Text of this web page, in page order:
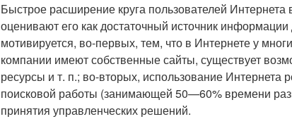
Быстрое расширение круга пользователей
оценивают его как достаточный источник
мотивируется, во-первых, тем, что в Интернете у
компании имеют собственные сайты, существует
ресурсы и т. п.; во-вторых, использование
поисковой работы (занимающей 50—60% времени
принятия управленческих решений.